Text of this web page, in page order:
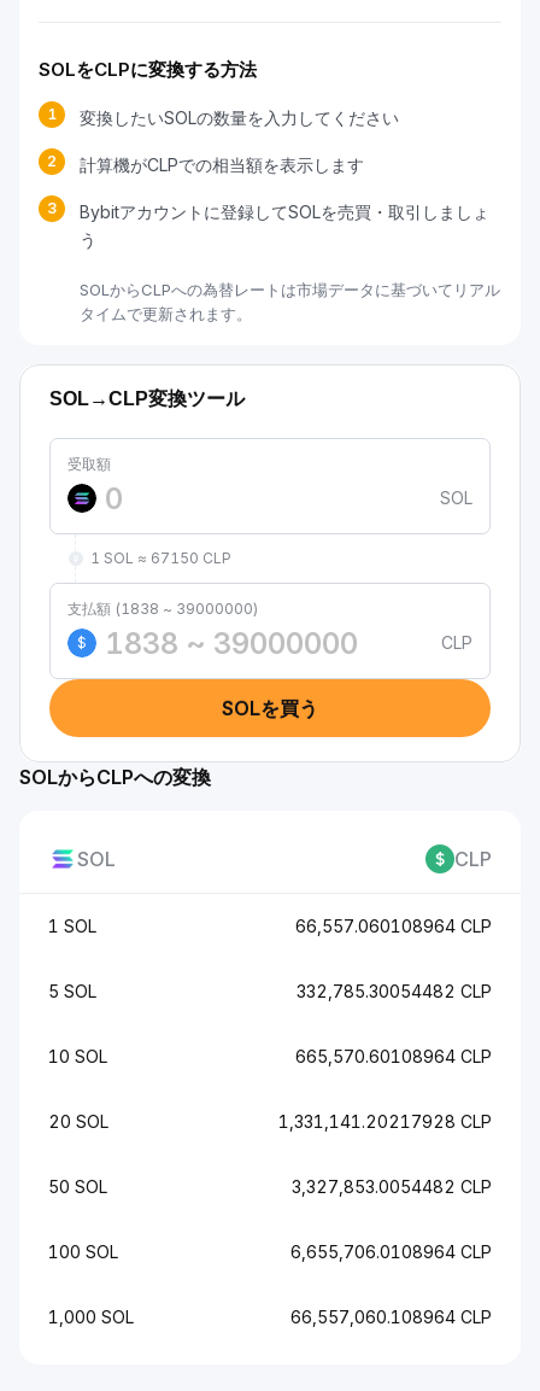
SOLをCLPに変換する方法
1 変換したいSOLの数量を入力してください
2 計算機がCLPでの相当額を表示します
3
Bybitアカウントに登録してSOLを売買・取引しましょ
う
SOLからCLPへの為替レートは市場データに基づいてリアル
タイムで更新されます。
SOL→CLP変換ツール
受取額
SOL
1 SOL ≈ 67150 CLP
支払額 (1838 ~ 39000000)
$
CLP
SOLを買う
SOLからCLPへの変換
SOL CLP
1 SOL 66,557.060108964 CLP
5 SOL 332,785.30054482 CLP
10 SOL 665,570.60108964 CLP
20 SOL 1,331,141.20217928 CLP
50 SOL 3,327,853.0054482 CLP
100 SOL 6,655,706.0108964 CLP
1,000 SOL 66,557,060.108964 CLP